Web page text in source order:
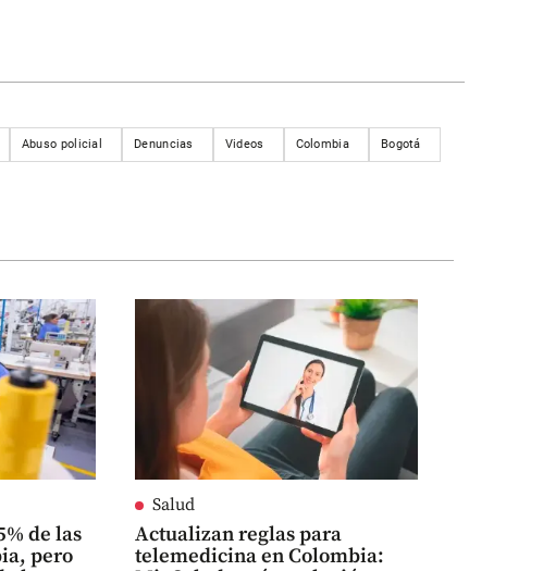
Abuso policial Denuncias Videos Colombia Bogotá
de las
pero
Salud
Actualizan reglas para
telemedicina en Colombia: